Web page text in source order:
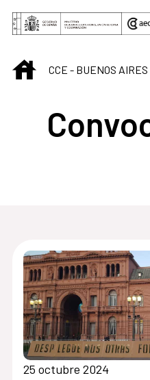
Saltar al contenido
INICIOCCE - BUENOS AIRES
25 octubre 2024